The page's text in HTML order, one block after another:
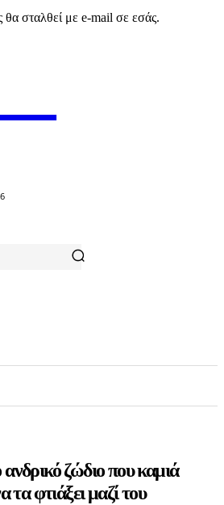
σταλθεί με e-mail σε εσάς.
ζώδιο που καμιά
τα φτιάξει μαζί του